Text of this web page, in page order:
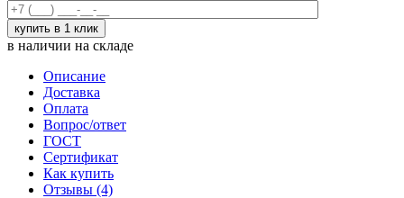
в наличии на складе
Описание
Доставка
Оплата
Вопрос/ответ
ГОСТ
Сертификат
Как купить
Отзывы (4)